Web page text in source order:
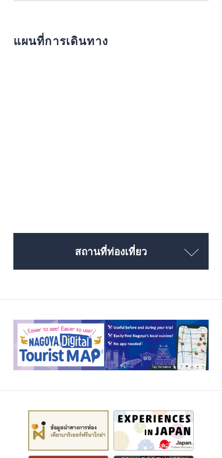
แผนที่การเดินทาง
สถานที่ท่องเที่ยว